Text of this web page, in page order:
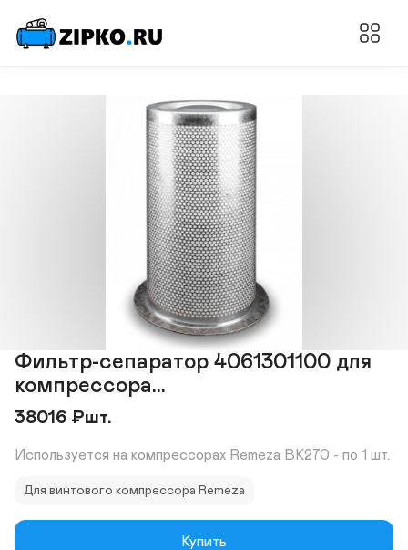
Фильтр-cепаратор 4061301100 для
компрессора...
38016 ₽шт.
Используется на компрессорах Remeza ВК270 - по 1 шт.
Для винтового компрессора Remeza
Купить